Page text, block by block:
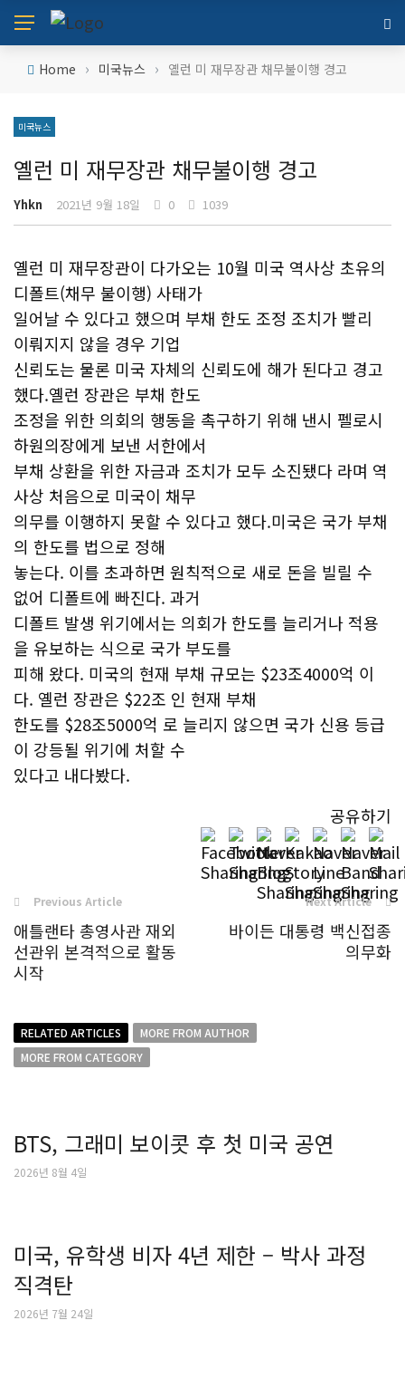
Home › 미국뉴스 › 옐런 미 재무장관 채무불이행 경고
미국뉴스
옐런 미 재무장관 채무불이행 경고
Yhkn 2021년 9월 18일 0 1039
옐런 미 재무장관이 다가오는 10월 미국 역사상 초유의
디폴트(채무 불이행) 사태가
일어날 수 있다고 했으며 부채 한도 조정 조치가 빨리
이뤄지지 않을 경우 기업
신뢰도는 물론 미국 자체의 신뢰도에 해가 된다고 경고
했다.옐런 장관은 부채 한도
조정을 위한 의회의 행동을 촉구하기 위해 낸시 펠로시
하원의장에게 보낸 서한에서
부채 상환을 위한 자금과 조치가 모두 소진됐다 라며 역
사상 처음으로 미국이 채무
의무를 이행하지 못할 수 있다고 했다.미국은 국가 부채
의 한도를 법으로 정해
놓는다. 이를 초과하면 원칙적으로 새로 돈을 빌릴 수
없어 디폴트에 빠진다. 과거
디폴트 발생 위기에서는 의회가 한도를 늘리거나 적용
을 유보하는 식으로 국가 부도를
피해 왔다. 미국의 현재 부채 규모는 $23조4000억 이
다. 옐런 장관은 $22조 인 현재 부채
한도를 $28조5000억 로 늘리지 않으면 국가 신용 등급
이 강등될 위기에 처할 수
있다고 내다봤다.
공유하기
Previous Article
애틀랜타 총영사관 재외
선관위 본격적으로 활동
시작
Next Article
바이든 대통령 백신접종
의무화
RELATED ARTICLES
MORE FROM AUTHOR
MORE FROM CATEGORY
BTS, 그래미 보이콧 후 첫 미국 공연
2026년 8월 4일
미국, 유학생 비자 4년 제한 – 박사 과정
직격탄
2026년 7월 24일